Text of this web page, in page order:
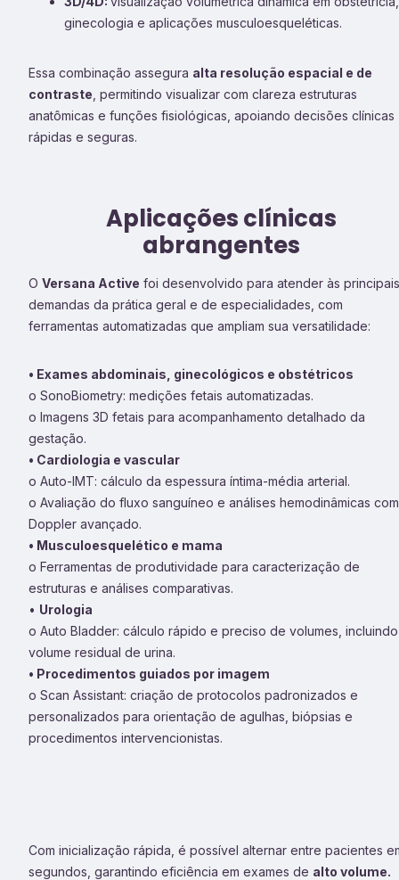
ginecologia e aplicações musculoesqueléticas.
Essa combinação assegura alta resolução espacial e de
contraste , permitindo visualizar com clareza estruturas
anatômicas e funções fisiológicas, apoiando decisões clínicas
rápidas e seguras.
Aplicações clínicas
abrangentes
O Versana Active foi desenvolvido para atender às principais
demandas da prática geral e de especialidades, com
ferramentas automatizadas que ampliam sua versatilidade:
• Exames abdominais, ginecológicos e obstétricos
o SonoBiometry: medições fetais automatizadas.
o Imagens 3D fetais para acompanhamento detalhado da
gestação.
• Cardiologia e vascular
o Auto-IMT: cálculo da espessura íntima-média arterial.
o Avaliação do fluxo sanguíneo e análises hemodinâmicas com
Doppler avançado.
• Musculoesquelético e mama
o Ferramentas de produtividade para caracterização de
estruturas e análises comparativas.
• Urologia
o Auto Bladder: cálculo rápido e preciso de volumes,
volume residual de urina.
• Procedimentos guiados por imagem
o Scan Assistant: criação de protocolos padronizados e
personalizados para orientação de agulhas, biópsias e
procedimentos intervencionistas.
Com inicialização rápida, é possível alternar entre pacientes
segundos, garantindo eficiência em exames de alto volume.